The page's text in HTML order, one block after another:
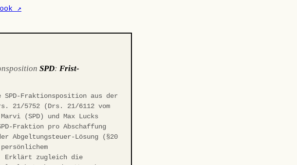
↗
SPD:Frist-
SPD-Fraktionsposition aus der
21/5752 (Drs. 21/6112 vom
(SPD) und Max Lucks
Fraktion pro Abschaffung
Abgeltungsteuer-Lösung (§20
Erklärt zugleich die